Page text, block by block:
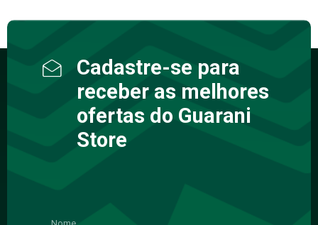
Cadastre-se para
receber as melhores
ofertas do Guarani
Store